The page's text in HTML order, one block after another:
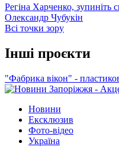
Регіна Харченко, зупиніть
Олександр Чубукін
Всі точки зору
Інші проєкти
"Фабрика вікон" -
Новини
Ексклюзив
Фото-відео
Україна